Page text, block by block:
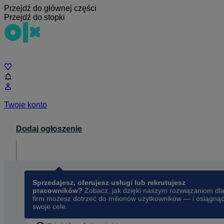
Przejdź do głównej części
Przejdź do stopki
Twoje konto
Dodaj ogłoszenie
Sprzedajesz, oferujesz usługi lub rekrutujesz
pracowników? Zobacz, jak dzięki naszym rozwiązaniom dla
firm możesz dotrzeć do milionów użytkowników — i osiągnąć
swoje cele.